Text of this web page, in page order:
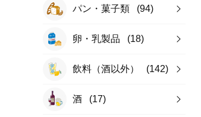
パン・菓子類 (94)
卵・乳製品 (18)
飲料（酒以外） (142)
酒 (17)